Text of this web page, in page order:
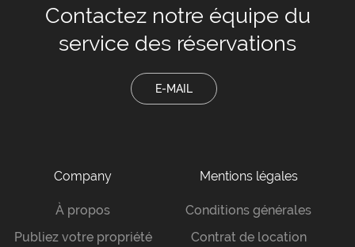
Contactez notre équipe du
service des réservations
E-MAIL
Company
À propos
Publiez votre propriété
Mentions légales
Conditions générales
Contrat de location